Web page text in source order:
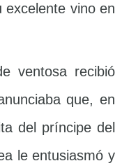
excelente vino en
ventosa recibió
que, en
del príncipe del
le entusiasmó y